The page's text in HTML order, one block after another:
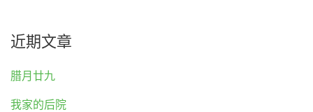
近期文章
腊月廿九
我家的后院